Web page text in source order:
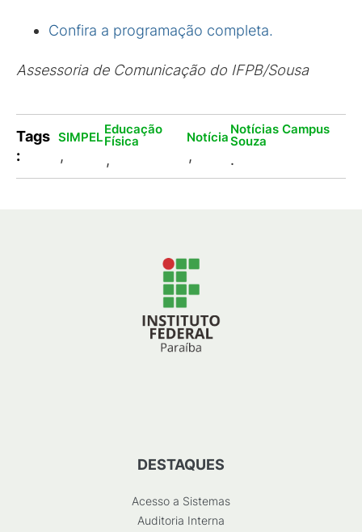
Confira a programação completa.
Assessoria de Comunicação do IFPB/Sousa
Tags
:
SIMPEL
,
Educação
Física
,
Notícia
,
Notícias Campus
Souza
.
DESTAQUES
Acesso a Sistemas
Auditoria Interna